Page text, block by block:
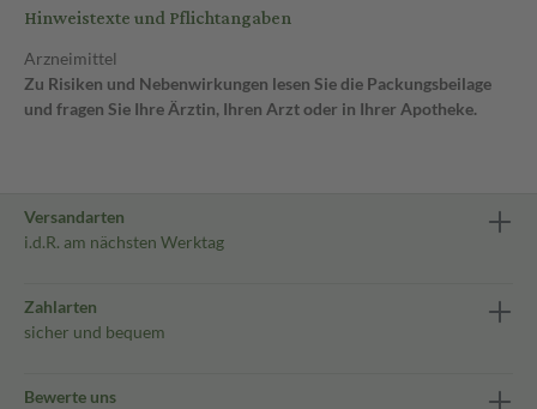
Hinweistexte und Pflichtangaben
Arzneimittel
Zu Risiken und Nebenwirkungen lesen Sie die Packungsbeilage
und fragen Sie Ihre Ärztin, Ihren Arzt oder in Ihrer Apotheke.
Versandarten
i.d.R. am nächsten Werktag
Zahlarten
sicher und bequem
Bewerte uns